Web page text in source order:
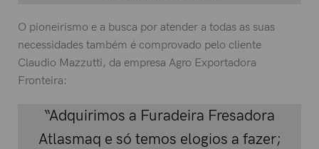
O pioneirismo e a busca por atender a todas as suas
necessidades também é comprovado pelo cliente
Claudio Mazzutti, da empresa Agro Exportadora
Fronteira:
“Adquirimos a Furadeira Fresadora
Atlasmaq e só temos elogios a fazer;